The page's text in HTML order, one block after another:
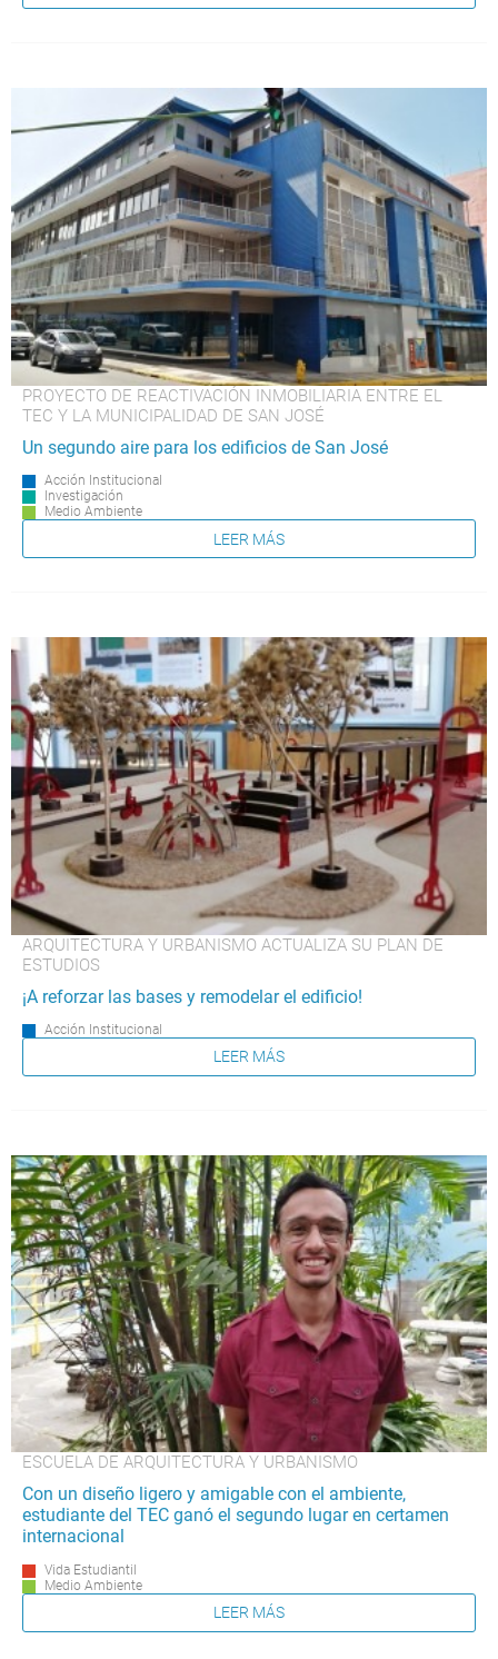
PROYECTO DE REACTIVACIÓN INMOBILIARIA ENTRE EL
TEC Y LA MUNICIPALIDAD DE SAN JOSÉ
Un segundo aire para los edificios de San José
Acción Institucional
Investigación
Medio Ambiente
LEER MÁS
ARQUITECTURA Y URBANISMO ACTUALIZA SU PLAN DE
ESTUDIOS
¡A reforzar las bases y remodelar el edificio!
Acción Institucional
LEER MÁS
ESCUELA DE ARQUITECTURA Y URBANISMO
Con un diseño ligero y amigable con el ambiente,
estudiante del TEC ganó el segundo lugar en certamen
internacional
Vida Estudiantil
Medio Ambiente
LEER MÁS